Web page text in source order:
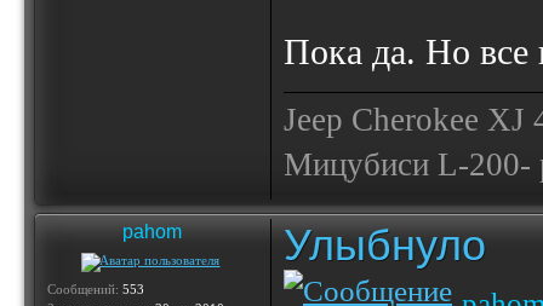
Пока да. Но все
Jeep Cherokee
Мицубиси L-200-
pahom
Сообщений: 553
Улыбнуло